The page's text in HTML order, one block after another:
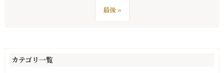
最後 »
カテゴリ一覧